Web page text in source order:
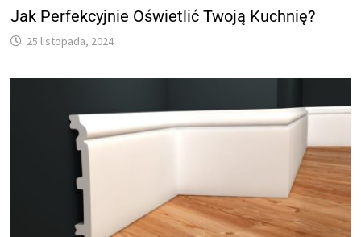
Jak Perfekcyjnie Oświetlić Twoją Kuchnię?
25 listopada, 2024